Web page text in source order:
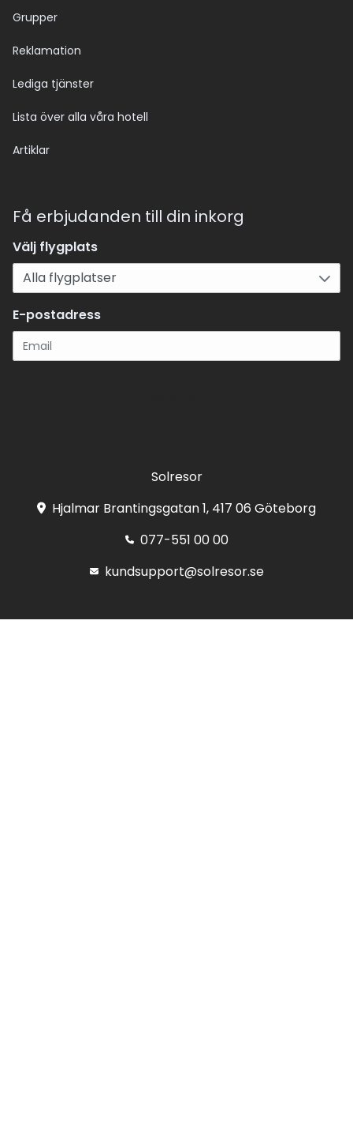
Grupper
Reklamation
Lediga tjänster
Lista över alla våra hotell
Artiklar
Få erbjudanden till din inkorg
Välj flygplats
E-postadress
Solresor
Hjalmar Brantingsgatan 1, 417 06 Göteborg
077-551 00 00
kundsupport@solresor.se